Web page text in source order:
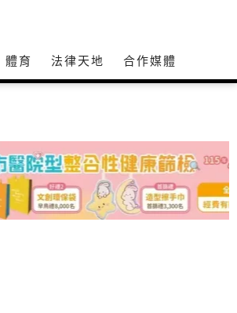
體育 法律天地 合作媒體